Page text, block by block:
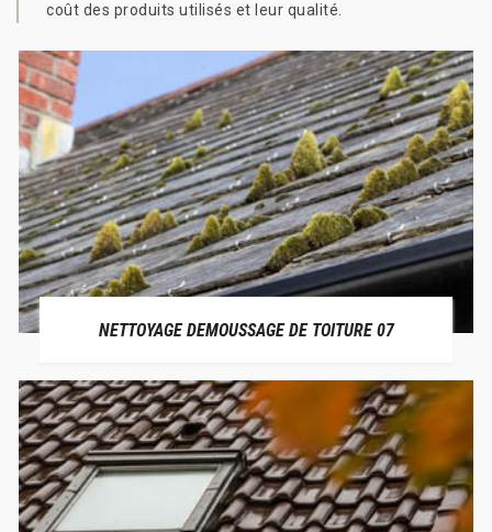
coût des produits utilisés et leur qualité.
NETTOYAGE DEMOUSSAGE DE TOITURE 07